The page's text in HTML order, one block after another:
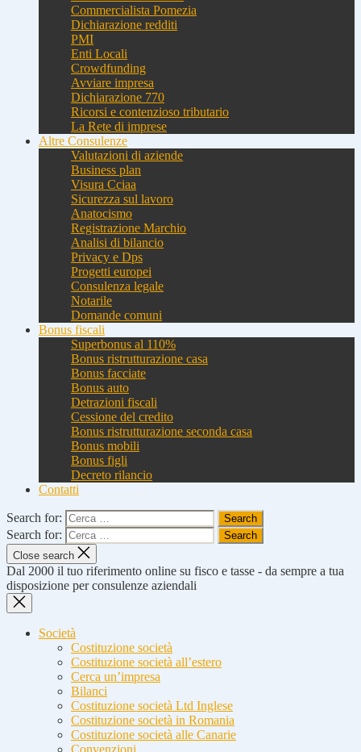
Commercialista Pomezia
Dichiarazione redditi
PMI
Enti Locali
Crowdfunding
Avviare impresa
Dichiarazione 770
Ricorsi e contenzioso tributario
La Rete di imprese
Altre Consulenze
Valutazioni di aziende
Business plan
Visura Cciaa
Sicurezza sul lavoro
Anatocismo
Registrazione Marchio
Analisi di bilancio
Privacy e Dps
Progetti europei
Consulenza legale
Notarile
Domande comuni
Bonus fiscali
Superbonus al 110%
Bonus ristrutturazione casa
Bonus facciate
Bonus auto
Detrazioni fiscali
Cessione del credito
Bonus ristrutturazione seconda casa
Bonus mobili
Bonus figli
Decreto rilancio
Contatti
Search for:
Search for:
Close search
Dal 2000 il tuo riferimento online su fisco e tasse - da sempre a tua
disposizione per consulenze aziendali
Società
Costituzione società
Costituzione società all’estero
Cerca un’impresa
Bilanci
Costituzione società Ltd Inglese
Costituzione società in Romania
Costituzione società alle Canarie
Convenzioni